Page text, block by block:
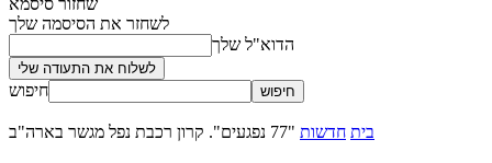
שחזור סיסמא
לשחזר את הסיסמה שלך
הדוא"ל שלך
חיפוש
בית חדשות "77 נפגעים". קרון רכבת נפל מגשר בארה"ב